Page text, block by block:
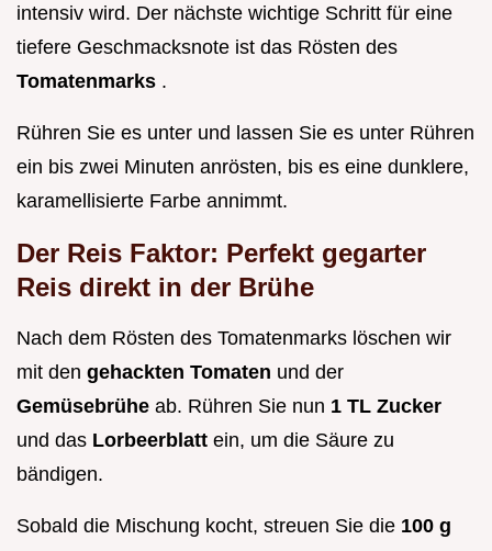
intensiv wird. Der nächste wichtige Schritt für eine
tiefere Geschmacksnote ist das Rösten des
Tomatenmarks .
Rühren Sie es unter und lassen Sie es unter Rühren
ein bis zwei Minuten anrösten, bis es eine dunklere,
karamellisierte Farbe annimmt.
Der Reis Faktor: Perfekt gegarter
Reis direkt in der Brühe
Nach dem Rösten des Tomatenmarks löschen wir
mit den gehackten Tomaten und der
Gemüsebrühe ab. Rühren Sie nun 1 TL Zucker
und das Lorbeerblatt ein, um die Säure zu
bändigen.
Sobald die Mischung kocht, streuen Sie die 100 g